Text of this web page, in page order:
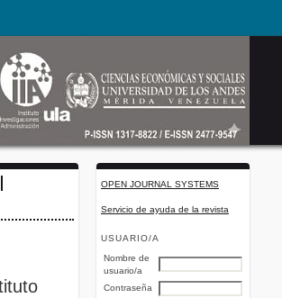
OPEN JOURNAL SYSTEMS
Servicio de ayuda de la revista
USUARIO/A
Nombre de
usuario/a
Contraseña